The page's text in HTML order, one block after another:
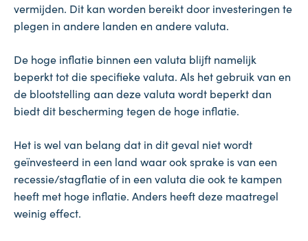
vermijden. Dit kan worden bereikt door investeringen te
plegen in andere landen en andere valuta.
De hoge inflatie binnen een valuta blijft namelijk
beperkt tot die specifieke valuta. Als het gebruik van en
de blootstelling aan deze valuta wordt beperkt dan
biedt dit bescherming tegen de hoge inflatie.
Het is wel van belang dat in dit geval niet wordt
geïnvesteerd in een land waar ook sprake is van een
recessie/stagflatie of in een valuta die ook te kampen
heeft met hoge inflatie. Anders heeft deze maatregel
weinig effect.